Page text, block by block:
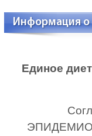
Информация о
Единое